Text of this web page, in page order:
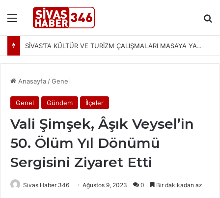
Menü
SİVAS’TA İKİ MAHALLEDE PLANLI SU KESİNTİSİ! SCADA ÇALIŞMALARI NEDENİYLE SULAR KESİLECEK
Anasayfa /Genel
Genel Gündem İlçeler
Vali Şimşek, Âşık Veysel’in
50. Ölüm Yıl Dönümü
Sergisini Ziyaret Etti
Sivas Haber 346 Ağustos 9, 2023 0 Bir dakikadan az